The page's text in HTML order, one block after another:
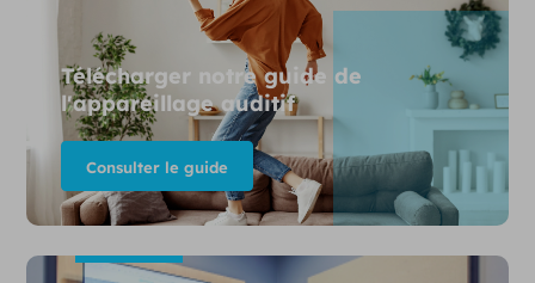
Télécharger notre guide de
l'appareillage auditif
Consulter le guide